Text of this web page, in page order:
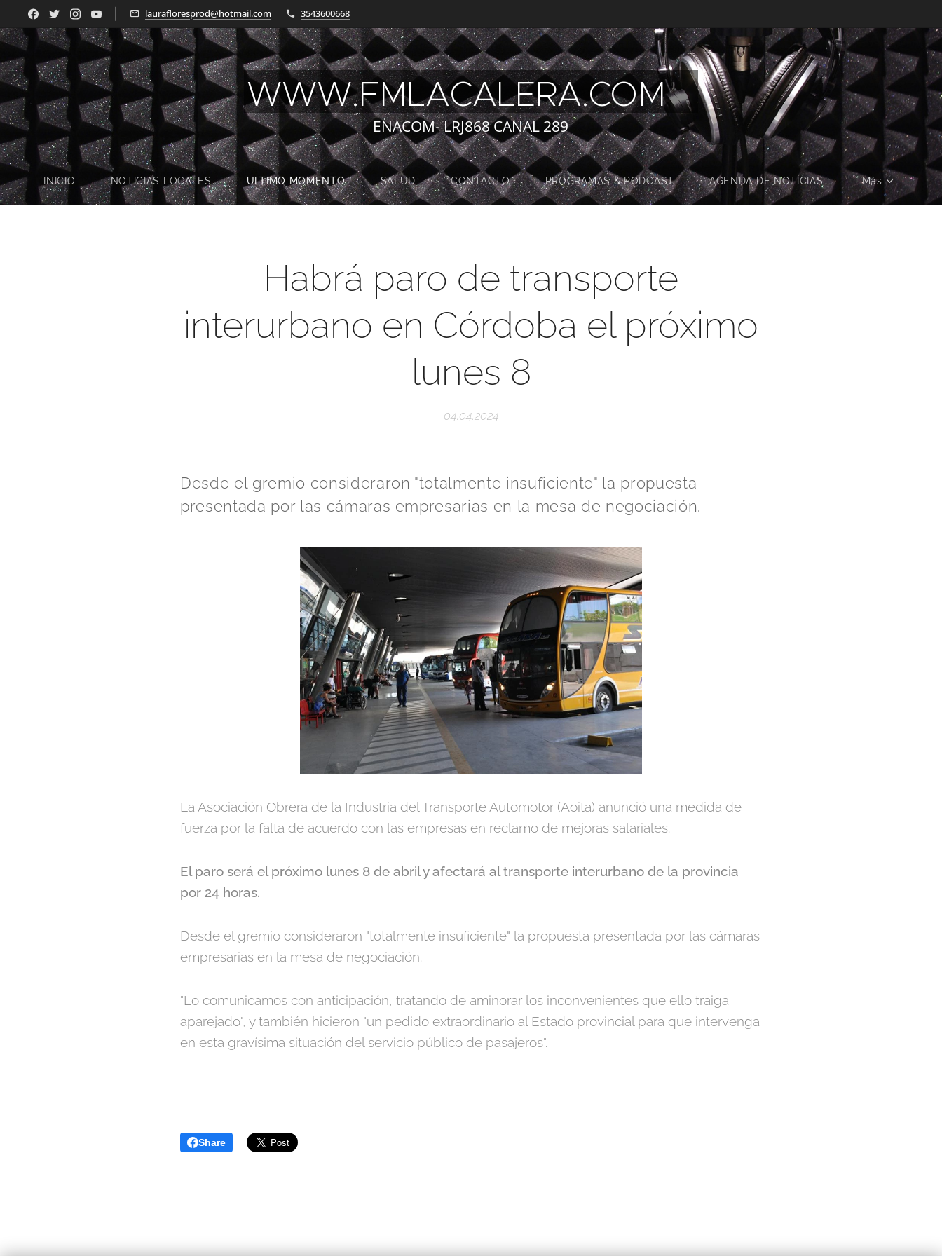
laurafloresprod@hotmail.com 3543600668
WWW.FMLACALERA.COM
ENACOM- LRJ868 CANAL 289
INICIO NOTICIAS LOCALES ULTIMO MOMENTO SALUD CONTACTO PROGRAMAS & PODCAST AGENDA DE NOTICIAS Más
Habrá paro de transporte
interurbano en Córdoba el próximo
lunes 8
04.04.2024
Desde el gremio consideraron "totalmente insuficiente" la propuesta
presentada por las cámaras empresarias en la mesa de negociación.
La Asociación Obrera de la Industria del Transporte Automotor (Aoita) anunció una medida de
fuerza por la falta de acuerdo con las empresas en reclamo de mejoras salariales.
El paro será el próximo lunes 8 de abril y afectará al transporte interurbano de la provincia
por 24 horas.
Desde el gremio consideraron "totalmente insuficiente" la propuesta presentada por las cámaras
empresarias en la mesa de negociación.
"Lo comunicamos con anticipación, tratando de aminorar los inconvenientes que ello traiga
aparejado", y también hicieron "un pedido extraordinario al Estado provincial para que intervenga
en esta gravísima situación del servicio público de pasajeros".
Share